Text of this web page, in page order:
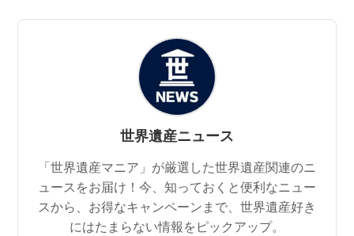
世界遺産ニュース
「世界遺産マニア」が厳選した世界遺産関連のニ
ュースをお届け！今、知っておくと便利なニュー
スから、お得なキャンペーンまで、世界遺産好き
にはたまらない情報をピックアップ。